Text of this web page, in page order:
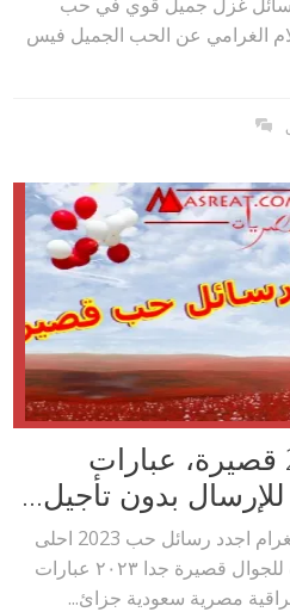
الغرامي عن الحب الجميل فيس
رسائل حب 2023 قصيرة، عبارات
بدون تأجيل...
اجمل الكلام في العشق والغرام اجدد رسائل حب 2023 احلى
مسجات مكتوبة للواتس اب للجوال قصيرة جدا ٢٠٢۳ عبارات
مصرية سعودية جزائ...